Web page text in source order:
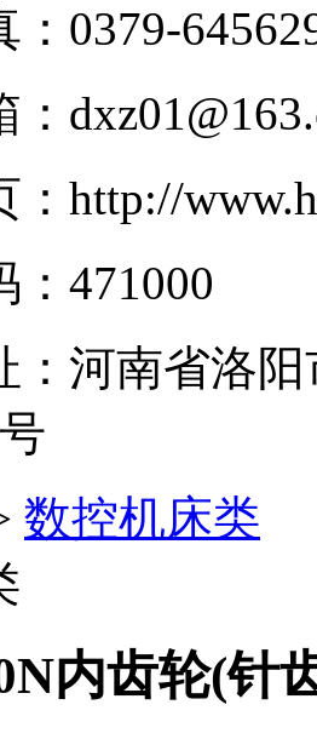
：0379-
：
：http://
：471000
：河南省洛
数控机床类
内齿轮(针